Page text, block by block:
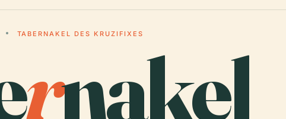
TABERNAKEL DES KRUZIFIXES
rnakel